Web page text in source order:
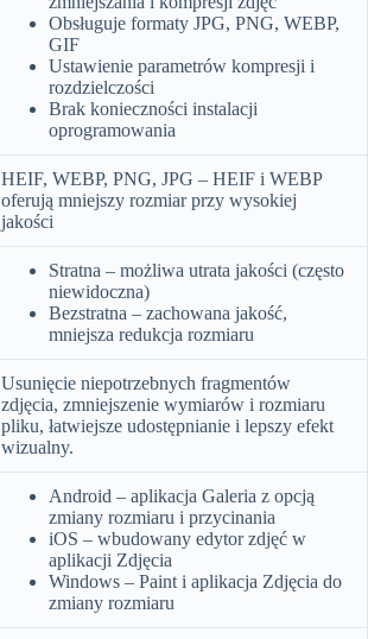
Obsługuje formaty JPG, PNG, WEBP,
GIF
Ustawienie parametrów kompresji i
rozdzielczości
Brak konieczności instalacji
oprogramowania
HEIF, WEBP, PNG, JPG – HEIF i WEBP
oferują mniejszy rozmiar przy wysokiej
jakości
Stratna – możliwa utrata jakości (często
niewidoczna)
Bezstratna – zachowana jakość,
mniejsza redukcja rozmiaru
Usunięcie niepotrzebnych fragmentów
zdjęcia, zmniejszenie wymiarów i rozmiaru
pliku, łatwiejsze udostępnianie i lepszy efekt
wizualny.
Android – aplikacja Galeria z opcją
zmiany rozmiaru i przycinania
iOS – wbudowany edytor zdjęć w
aplikacji Zdjęcia
Windows – Paint i aplikacja Zdjęcia do
zmiany rozmiaru